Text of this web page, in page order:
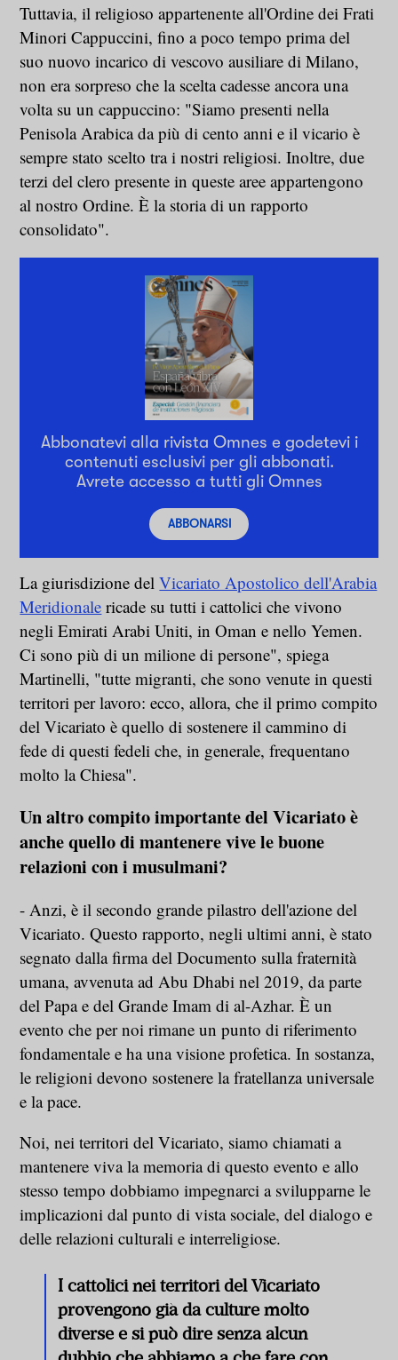
Tuttavia, il religioso appartenente all'Ordine dei Frati
Minori Cappuccini, fino a poco tempo prima del
suo nuovo incarico di vescovo ausiliare di Milano,
non era sorpreso che la scelta cadesse ancora una
volta su un cappuccino: "Siamo presenti nella
Penisola Arabica da più di cento anni e il vicario è
sempre stato scelto tra i nostri religiosi. Inoltre, due
terzi del clero presente in queste aree appartengono
al nostro Ordine. È la storia di un rapporto
consolidato".
Abbonatevi alla rivista Omnes e godetevi i
contenuti esclusivi per gli abbonati.
Avrete accesso a tutti gli Omnes
ABBONARSI
La giurisdizione delVicariato Apostolico dell'Arabia
Meridionale ricade su tutti i cattolici che vivono
negli Emirati Arabi Uniti, in Oman e nello Yemen.
Ci sono più di un milione di persone", spiega
Martinelli, "tutte migranti, che sono venute in questi
territori per lavoro: ecco, allora, che il primo compito
del Vicariato è quello di sostenere il cammino di
fede di questi fedeli che, in generale, frequentano
molto la Chiesa".
Un altro compito importante del Vicariato è
anche quello di mantenere vive le buone
relazioni con i musulmani?
- Anzi, è il secondo grande pilastro dell'azione del
Vicariato. Questo rapporto, negli ultimi anni, è stato
segnato dalla firma del Documento sulla fraternità
umana, avvenuta ad Abu Dhabi nel 2019, da parte
del Papa e del Grande Imam di al-Azhar. È un
evento che per noi rimane un punto di riferimento
fondamentale e ha una visione profetica. In sostanza,
le religioni devono sostenere la fratellanza universale
e la pace.
Noi, nei territori del Vicariato, siamo chiamati a
mantenere viva la memoria di questo evento e allo
stesso tempo dobbiamo impegnarci a svilupparne le
implicazioni dal punto di vista sociale, del dialogo e
delle relazioni culturali e interreligiose.
I cattolici nei territori del Vicariato
provengono già da culture molto
diverse e si può dire senza alcun